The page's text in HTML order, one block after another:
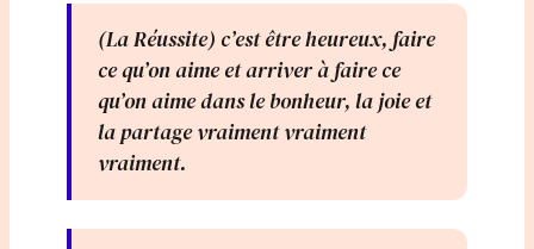
(La Réussite) c’est être heureux, faire
ce qu’on aime et arriver à faire ce
qu’on aime dans le bonheur, la joie et
la partage vraiment vraiment
vraiment.